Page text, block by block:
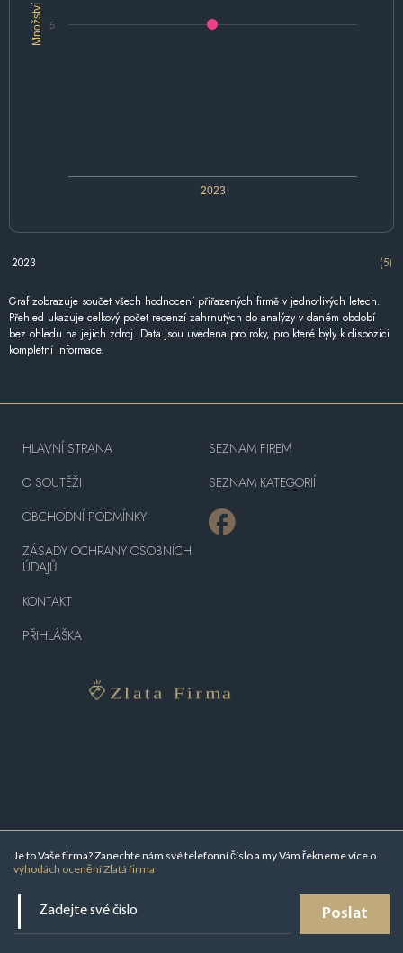
Množství
2023
5
2023 (5)
Graf zobrazuje součet všech hodnocení přiřazených firmě v jednotlivých letech.
Přehled ukazuje celkový počet recenzí zahrnutých do analýzy v daném období
bez ohledu na jejich zdroj. Data jsou uvedena pro roky, pro které byly k dispozici
kompletní informace.
Je to Vaše firma? Zanechte nám své telefonní číslo a my Vám řekneme více o
výhodách ocenění Zlatá firma
Poslat
HLAVNÍ STRANA
O SOUTĚŽI
OBCHODNÍ PODMÍNKY
ZÁSADY OCHRANY OSOBNÍCH
ÚDAJŮ
KONTAKT
PŘIHLÁŠKA
SEZNAM FIREM
SEZNAM KATEGORIÍ